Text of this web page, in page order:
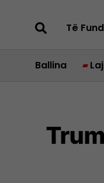
Të
Ballina